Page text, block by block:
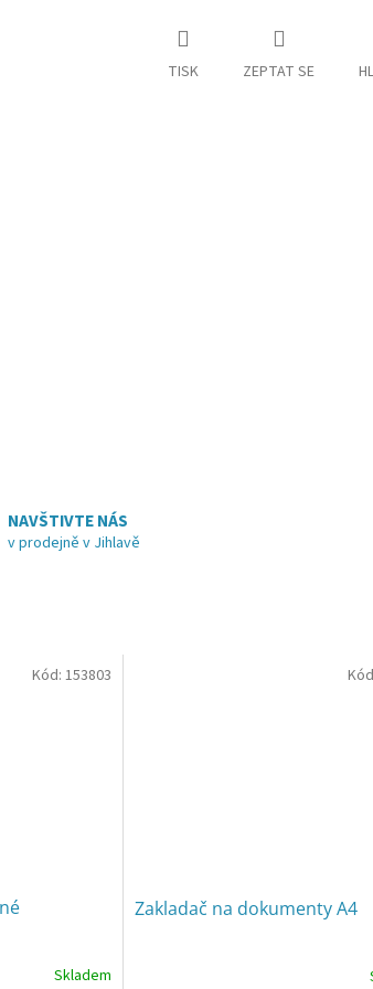
TISK ZEPTAT SE
NAVŠTIVTE NÁS
v prodejně v Jihlavě
Skladem
Kód: 153803
Zakladač na dokumenty A4